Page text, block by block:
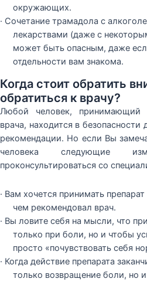
окружающих.
· Сочетание трамадола с
лекарствами (даже с
может быть опасным, даже
отдельности вам знакома.
Когда стоит обратить
обратиться к врачу?
Любой человек, принимающий
врача, находится в
рекомендации. Но если Вы
человека следующие
проконсультироваться со
· Вам хочется принимать
чем рекомендовал врач.
· Вы ловите себя на мысли, что
только при боли, но и чтобы
просто «почувствовать себя
· Когда действие препарата
только возвращение боли, но и